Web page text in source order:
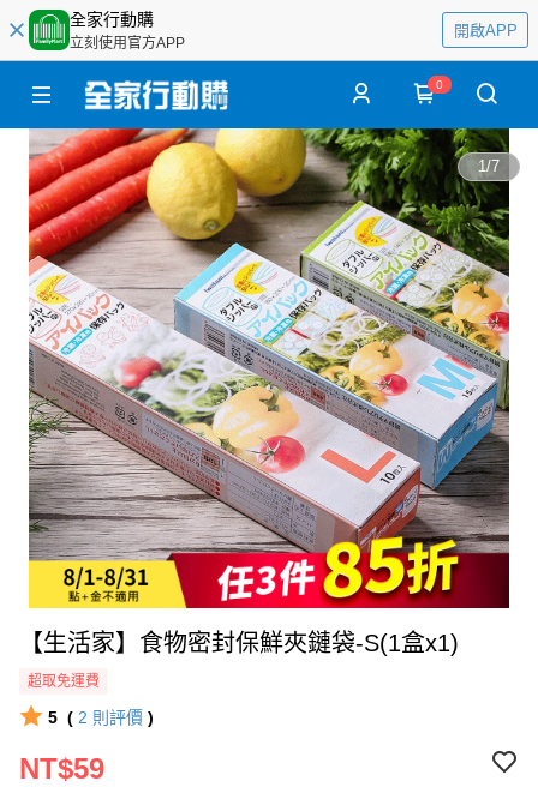
全家行動購
立刻使用官方APP
開啟APP
0
1/7
【生活家】食物密封保鮮夾鏈袋-S(1盒x1)
超取免運費
5 ( 2 則評價 )
NT$59